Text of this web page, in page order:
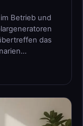
Betrieb und
das